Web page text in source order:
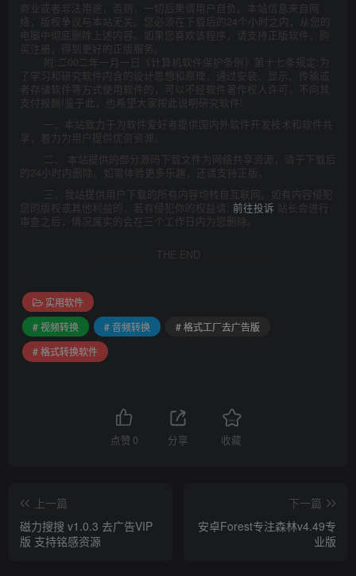
商业或者非法用途，否则，一切后果请用户自负。本站信息来自网
络，版权争议与本站无关。您必须在下载后的24个小时之内，从您的
电脑中彻底删除上述内容。如果您喜欢该程序，请支持正版软件，购
买注册，得到更好的正版服务。
附:二00二年一月一日《计算机软件保护条例》第十七条规定:为
了学习和研究软件内含的设计思想和原理，通过安装、显示、传输或
者存储软件等方式使用软件的，可以不经软件著作权人许可，不向其
支付报酬!鉴于此，也希望大家按此说明研究软件!
一、本站致力于为软件爱好者提供国内外软件开发技术和软件共
享，着力为用户提供优资资源。
二、 本站提供的部分源码下载文件为网络共享资源，请于下载后
的24小时内删除。如需体验更多乐趣，还请支持正版。
三、我站提供用户下载的所有内容均转自互联网。如有内容侵犯
您的版权或其他利益的，若有侵犯你的权益请: 前往投诉 站长会进行
审查之后，情况属实的会在三个工作日内为您删除。
THE END
实用软件
# 视频转换
# 音频转换
# 格式工厂去广告版
# 格式转换软件
点赞 0 分享 收藏
上一篇
磁力搜搜 v1.0.3 去广告VIP
版 支持铭感资源
下一篇
安卓Forest专注森林v4.49专
业版